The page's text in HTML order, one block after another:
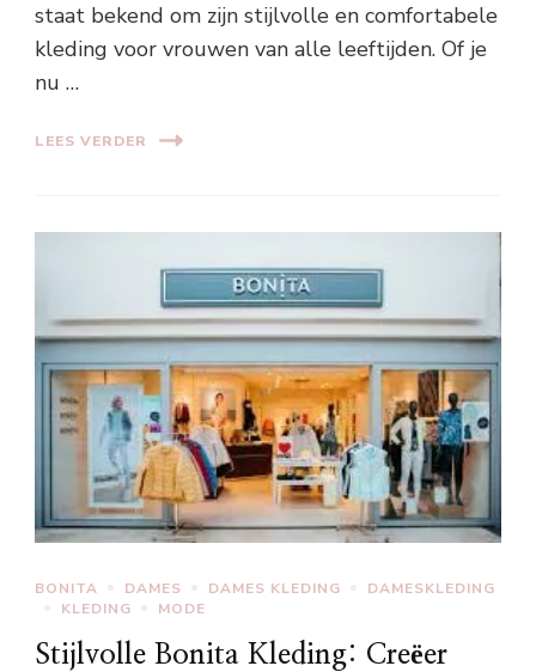
staat bekend om zijn stijlvolle en comfortabele
kleding voor vrouwen van alle leeftijden. Of je
nu …
LEES VERDER
BONITA DAMES DAMES KLEDING
DAMESKLEDING
KLEDING
MODE
Stijlvolle Bonita Kleding: Creëer